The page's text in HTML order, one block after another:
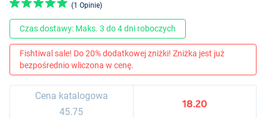
(1 Opinie)
Czas dostawy: Maks. 3 do 4 dni roboczych
Fishtiwal sale! Do 20% dodatkowej zniżki! Zniżka jest już
bezpośrednio wliczona w cenę.
Cena katalogowa
45.75
18.20